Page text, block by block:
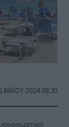
ΜΑΪ́ΟΥ 2024 08:10